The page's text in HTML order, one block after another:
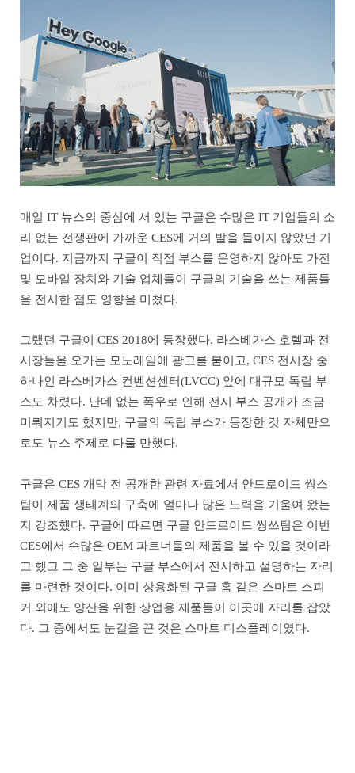
매일 IT 뉴스의 중심에 서 있는 구글은 수많은 IT 기업들의 소
리 없는 전쟁판에 가까운 CES에 거의 발을 들이지 않았던 기
업이다. 지금까지 구글이 직접 부스를 운영하지 않아도 가전
및 모바일 장치와 기술 업체들이 구글의 기술을 쓰는 제품들
을 전시한 점도 영향을 미쳤다.
그랬던 구글이 CES 2018에 등장했다. 라스베가스 호텔과 전
시장들을 오가는 모노레일에 광고를 붙이고, CES 전시장 중
하나인 라스베가스 컨벤션센터(LVCC) 앞에 대규모 독립 부
스도 차렸다. 난데 없는 폭우로 인해 전시 부스 공개가 조금
미뤄지기도 했지만, 구글의 독립 부스가 등장한 것 자체만으
로도 뉴스 주제로 다룰 만했다.
구글은 CES 개막 전 공개한 관련 자료에서 안드로이드 씽스
팀이 제품 생태계의 구축에 얼마나 많은 노력을 기울여 왔는
지 강조했다. 구글에 따르면 구글 안드로이드 씽쓰팀은 이번
CES에서 수많은 OEM 파트너들의 제품을 볼 수 있을 것이라
고 했고 그 중 일부는 구글 부스에서 전시하고 설명하는 자리
를 마련한 것이다. 이미 상용화된 구글 홈 같은 스마트 스피
커 외에도 양산을 위한 상업용 제품들이 이곳에 자리를 잡았
다. 그 중에서도 눈길을 끈 것은 스마트 디스플레이였다.